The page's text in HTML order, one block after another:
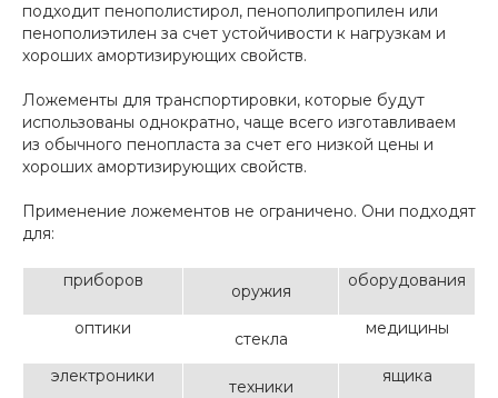
подходит пенополистирол, пенополипропилен или
пенополиэтилен за счет устойчивости к нагрузкам и
хороших амортизирующих свойств.
Ложементы для транспортировки, которые будут
использованы однократно, чаще всего изготавливаем
из обычного пенопласта за счет его низкой цены и
хороших амортизирующих свойств.
Применение ложементов не ограничено. Они подходят
для:
приборов
оружия
оборудования
оптики
стекла
медицины
электроники
техники
ящика